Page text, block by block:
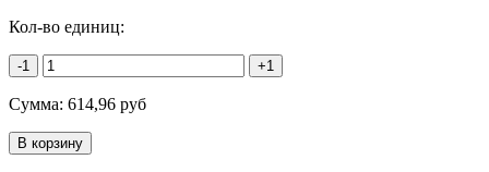
Кол-во единиц:
-1 +1
Сумма: 614,96 руб